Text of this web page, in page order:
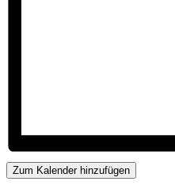
Zum Kalender hinzufügen